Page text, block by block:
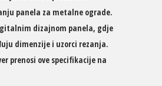
panela za metalne ograde.
dizajnom panela, gdje
dimenzije i uzorci rezanja.
prenosi ove specifikacije na